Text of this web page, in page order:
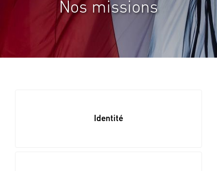
Nos missions
Identité